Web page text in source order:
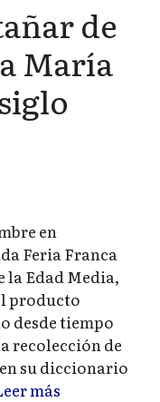
de
María
en
Feria Franca
la Edad Media,
producto
desde tiempo
recolección de
su diccionario
más